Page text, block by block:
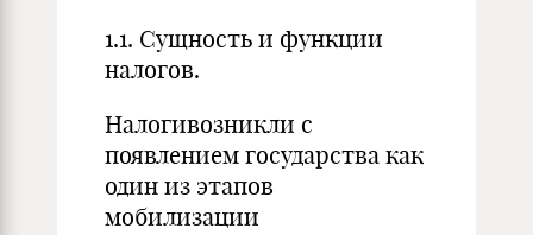
1.1. Сущность и функции
налогов.
Налогивозникли с
появлением государства как
один из этапов
мобилизации